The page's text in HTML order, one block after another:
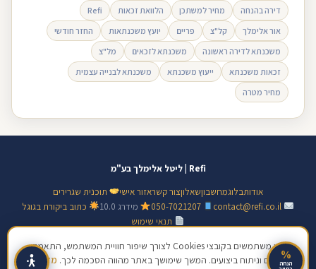
דירה בהנחה
מחיר למשתכן הלוואת זכאות
Refi
אור אלימלך
קל"צ פריים יועץ משכנתאות
החזר חודשי
משכנתא לדירה ראשונה
משכנתא לזכאים
מל"צ
זכאות משכנתא
ייעוץ משכנתא
משכנתא לבנייה עצמית
מחיר מטרה
Refi | ליטל אלימלך בע"מ
אודותבלוגמחשבוןשאלוןצור קשראזור אישי
תוכנית שגרירים
050-7021207 מידרג 10.0
כתוב ביקורת בגוגל
תנאי שימוש
© 2026 ליטל אלימלך בע"מ · ח.פ 517128138 · כל הזכויות שמורות | מידע כללי
בלבד, אינו ייעוץ פיננסי מחייב
אנו משתמשים בקובצי Cookies לצורך שיפור חוויית המשתמש, התאמת
תכנים וניתוח ביצועים. המשך שימושך באתר מהווה הסכמה לכך. מדיניות
%
הנחה